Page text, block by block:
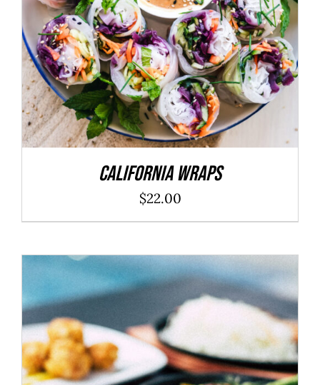
California Wraps
$22.00